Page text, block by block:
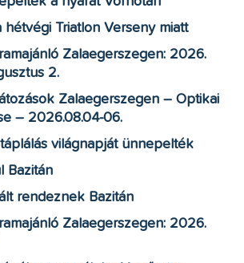
hétvégi Triatlon Verseny miatt
Zalaegerszegen: 2026.
2.
Zalaegerszegen – Optikai
– 2026.08.04-06.
világnapját ünnepelték
Bazitán
rendeznek Bazitán
Zalaegerszegen: 2026.